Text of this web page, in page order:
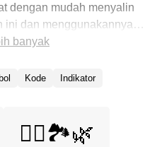
dengan mudah menyalin
ini dan menggunakannya di
sentuhan
paling populer terlebih
Artinya dengan emoji
banyak
Kode Indikator
🧘‍♀️🏞️🌿